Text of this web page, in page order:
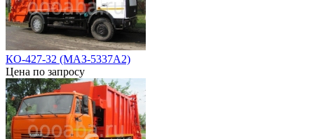
КО-427-32 (МАЗ-5337А2)
Цена по запросу